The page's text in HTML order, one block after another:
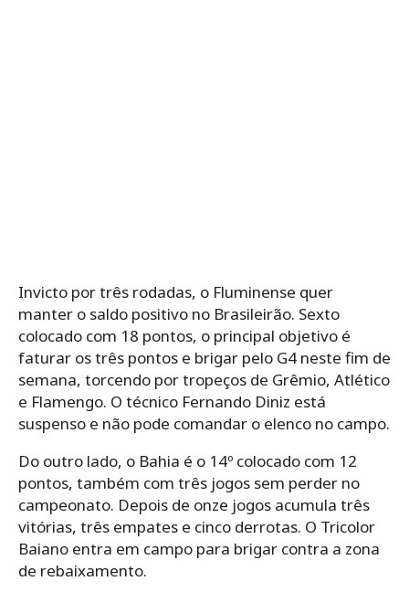
Invicto por três rodadas, o Fluminense quer
manter o saldo positivo no Brasileirão. Sexto
colocado com 18 pontos, o principal objetivo é
faturar os três pontos e brigar pelo G4 neste fim de
semana, torcendo por tropeços de Grêmio, Atlético
e Flamengo. O técnico Fernando Diniz está
suspenso e não pode comandar o elenco no campo.
Do outro lado, o Bahia é o 14º colocado com 12
pontos, também com três jogos sem perder no
campeonato. Depois de onze jogos acumula três
vitórias, três empates e cinco derrotas. O Tricolor
Baiano entra em campo para brigar contra a zona
de rebaixamento.